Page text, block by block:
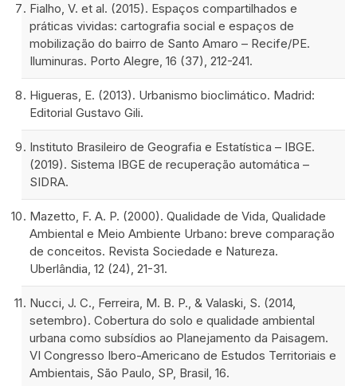
Fialho, V. et al. (2015). Espaços compartilhados e
práticas vividas: cartografia social e espaços de
mobilização do bairro de Santo Amaro – Recife/PE.
Iluminuras. Porto Alegre, 16 (37), 212-241.
Higueras, E. (2013). Urbanismo bioclimático. Madrid:
Editorial Gustavo Gili.
Instituto Brasileiro de Geografia e Estatística – IBGE.
(2019). Sistema IBGE de recuperação automática –
SIDRA.
Mazetto, F. A. P. (2000). Qualidade de Vida, Qualidade
Ambiental e Meio Ambiente Urbano: breve comparação
de conceitos. Revista Sociedade e Natureza.
Uberlândia, 12 (24), 21-31.
Nucci, J. C., Ferreira, M. B. P., & Valaski, S. (2014,
setembro). Cobertura do solo e qualidade ambiental
urbana como subsídios ao Planejamento da Paisagem.
VI Congresso Ibero-Americano de Estudos Territoriais e
Ambientais, São Paulo, SP, Brasil, 16.